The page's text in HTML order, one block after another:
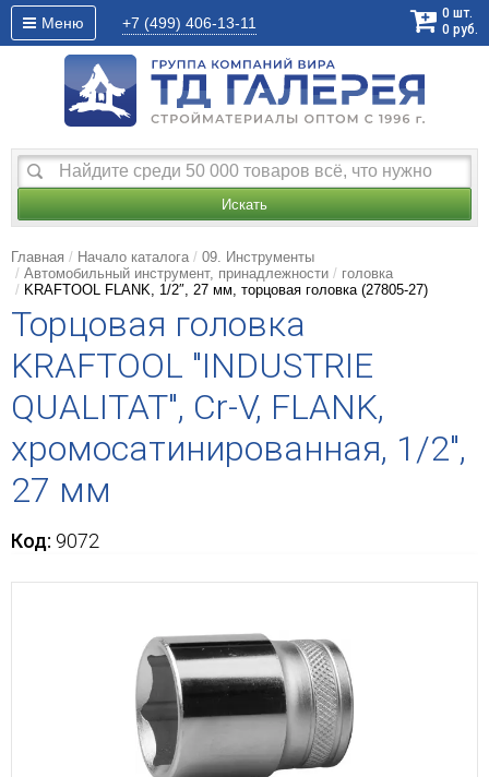
Меню +7 (499) 406-13-11
0 шт.
0 руб.
Искать
Главная Начало каталога
09. Инструменты
Автомобильный инструмент, принадлежности
головка
KRAFTOOL FLANK, 1/2″, 27 мм, торцовая головка (27805-27)
Торцовая головка
KRAFTOOL "INDUSTRIE
QUALITAT", Cr-V, FLANK,
хромосатинированная, 1/2",
27 мм
Код: 9072